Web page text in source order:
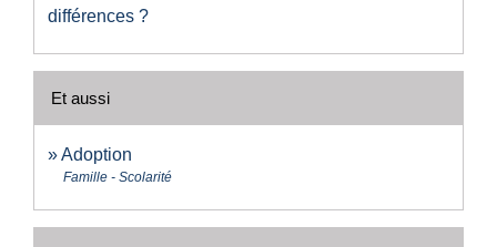
différences ?
Et aussi
Adoption
Famille - Scolarité